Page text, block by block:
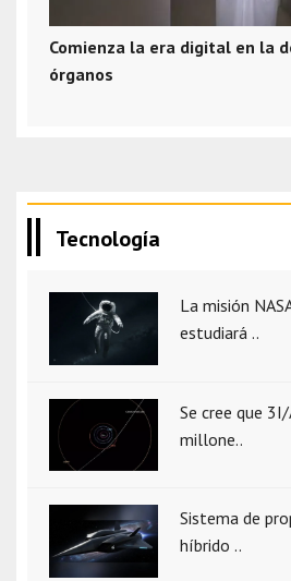
Comienza la era digital en la
órganos
Tecnología
La misión
estudiará ..
Se cree que
millone..
Sistema de
híbrido ..